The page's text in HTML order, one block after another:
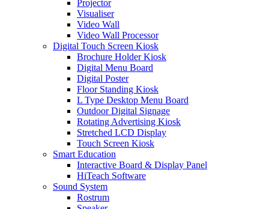
Projector
Visualiser
Video Wall
Video Wall Processor
Digital Touch Screen Kiosk
Brochure Holder Kiosk
Digital Menu Board
Digital Poster
Floor Standing Kiosk
L Type Desktop Menu Board
Outdoor Digital Signage
Rotating Advertising Kiosk
Stretched LCD Display
Touch Screen Kiosk
Smart Education
Interactive Board & Display Panel
HiTeach Software
Sound System
Rostrum